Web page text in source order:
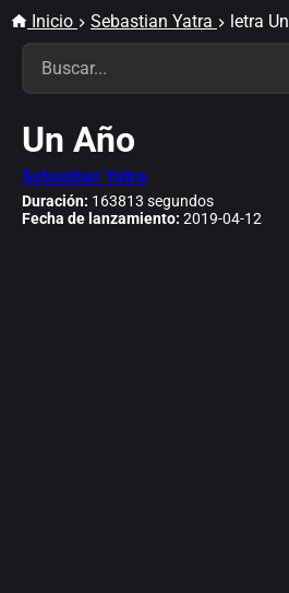
Inicio Sebastian Yatra letra
Un Año
Sebastian Yatra
Duración: 163813 segundos
Fecha de lanzamiento: 2019-04-12